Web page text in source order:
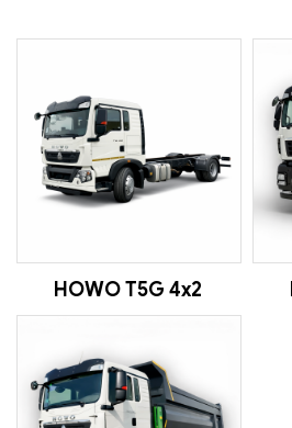
HOWO T5G 4x2